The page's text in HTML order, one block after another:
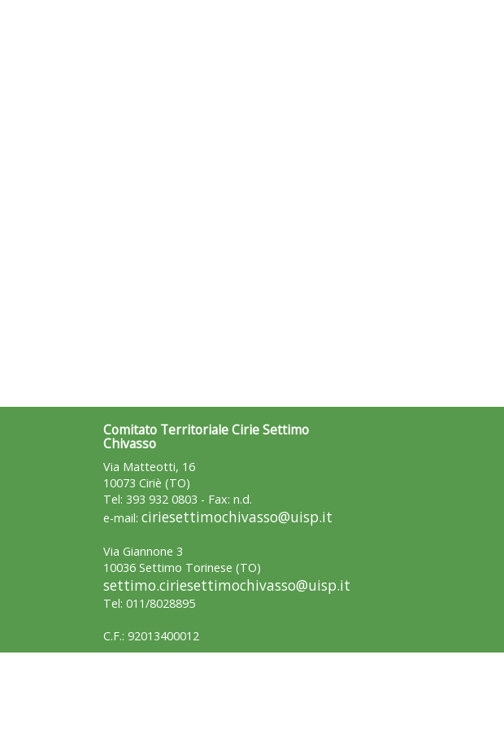
Comitato Territoriale Cirie Settimo
Chivasso
Via Matteotti, 16
10073 Ciriè (TO)
Tel: 393 932 0803 - Fax: n.d.
e-mail: ciriesettimochivasso@uisp.it
Via Giannone 3
10036 Settimo Torinese (TO)
settimo.ciriesettimochivasso@uisp.it
Tel: 011/8028895
C.F.: 92013400012